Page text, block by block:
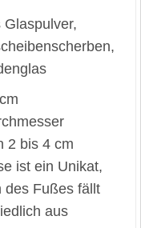
Glaspulver,
2 bis 4 cm
ist ein Unikat,
des Fußes fällt
aus